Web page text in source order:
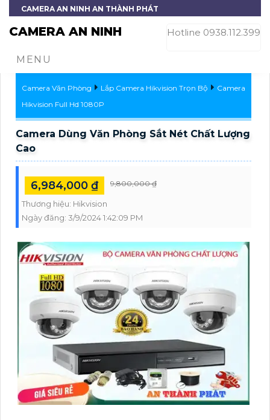
CAMERA AN NINH AN THÀNH PHÁT
CAMERA AN NINH Hotline 0938.112.399
MENU
Camera Văn Phòng Lắp Camera Hikvision Trọn Bộ
Camera
Hikvision Full Hd 1080P
Camera Dùng Văn Phòng Sắt Nét Chất Lượng
Cao
6,984,000 ₫ 9,800,000 ₫
Thương hiệu: Hikvision
Ngày đăng: 3/9/2024 1:42:09 PM